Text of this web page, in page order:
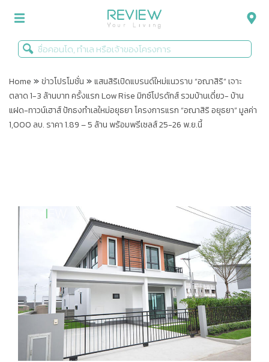
รีวิวคอนโด
รีวิวบ้าน
รีวิวทาวน์โฮม
ข่าวโปรโมชั่น
Home »ข่าวโปรโมชั่น »แสนสิริเปิดแบรนด์ใหม่แนวราบ “อณาสิริ” เจาะ
ตลาด 1-3 ล้านบาท ครั้งแรก Low Rise มิกซ์โปรดักส์ รวมบ้านเดี่ยว- บ้าน
แฝด-ทาวน์เฮาส์ ปักธงทำเลใหม่อยุธยา โครงการแรก “อณาสิริ อยุธยา” มูลค่า
1,000 ลบ. ราคา 1.89 – 5 ล้าน พร้อมพรีเซลส์ 25-26 พ.ย.นี้